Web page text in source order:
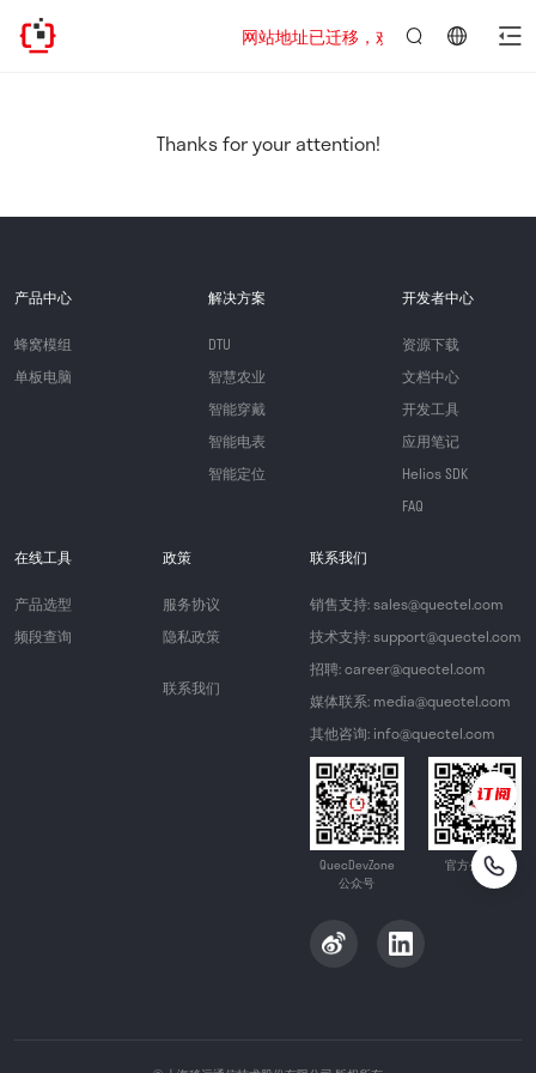
网站地址已迁移，欢迎访问新址：
Thanks for your attention!
产品中心
蜂窝模组
单板电脑
解决方案
DTU
智慧农业
智能穿戴
智能电表
智能定位
开发者中心
资源下载
文档中心
开发工具
应用笔记
Helios SDK
FAQ
在线工具
产品选型
频段查询
政策
服务协议
隐私政策
联系我们
联系我们
销售支持: sales@quectel.com
技术支持: support@quectel.com
招聘: career@quectel.com
媒体联系: media@quectel.com
其他咨询: info@quectel.com
QuecDevZone
公众号
官方公众号